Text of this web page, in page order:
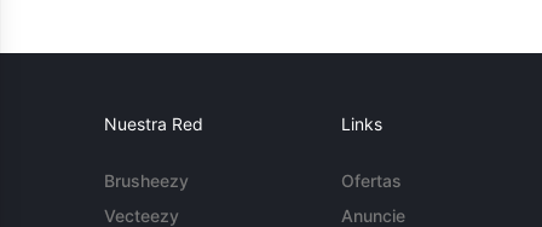
Nuestra Red
Brusheezy
Vecteezy
Links
Ofertas
Anuncie